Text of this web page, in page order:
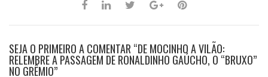
SEJA O PRIMEIRO A COMENTAR “DE MOCINHO A VILÃO:
RELEMBRE A PASSAGEM DE RONALDINHO GAÚCHO, O “BRUXO”
NO GRÊMIO”